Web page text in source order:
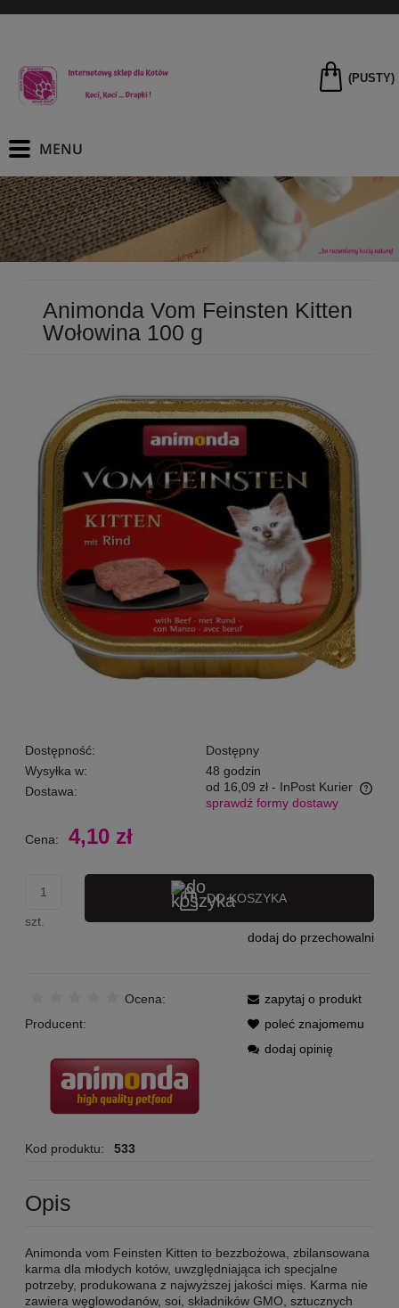
(PUSTY)
Animonda Vom Feinsten Kitten
Wołowina 100 g
Dostępność:
Dostępny
Wysyłka w:
48 godzin
Dostawa:
od 16,09 zł - InPost Kurier
Cena nie zawiera ewentualnych kosztów płatności
sprawdź formy dostawy
Cena: 4,10 zł
szt.
DO KOSZYKA
dodaj do przechowalni
Ocena:
Producent:
Kod produktu: 533
zapytaj o produkt
poleć znajomemu
dodaj opinię
Opis
Animonda vom Feinsten Kitten to bezzbożowa, zbilansowana
karma dla młodych kotów, uwzględniająca ich specjalne
potrzeby, produkowana z najwyższej jakości mięs. Karma nie
zawiera węglowodanów, soi, składników GMO, sztucznych